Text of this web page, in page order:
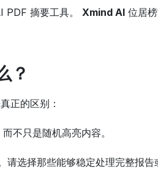
PDF 摘要工具。 Xmind AI 位居榜
？
正的区别：
不只是随机高亮内容。
选择那些能够稳定处理完整报告